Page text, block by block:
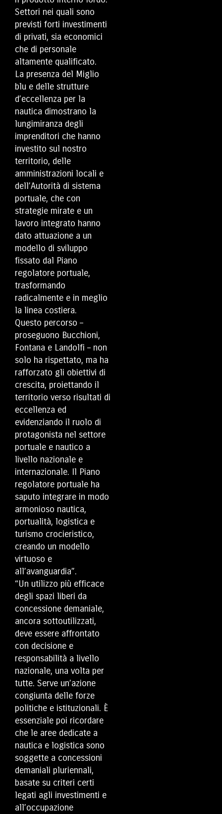
Settori nei quali sono
previsti forti investimenti
di privati, sia economici
che di personale
altamente qualificato.
La presenza del Miglio
blu e delle strutture
d’eccellenza per la
nautica dimostrano la
lungimiranza degli
imprenditori che hanno
investito sul nostro
territorio, delle
amministrazioni locali e
dell’Autorità di sistema
portuale, che con
strategie mirate e un
lavoro integrato hanno
dato attuazione a un
modello di sviluppo
fissato dal Piano
regolatore portuale,
trasformando
radicalmente e in meglio
la linea costiera.
Questo percorso –
proseguono Bucchioni,
Fontana e Landolfi – non
solo ha rispettato, ma ha
rafforzato gli obiettivi di
crescita, proiettando il
territorio verso risultati di
eccellenza ed
evidenziando il ruolo di
protagonista nel settore
portuale e nautico a
livello nazionale e
internazionale. Il Piano
regolatore portuale ha
saputo integrare in modo
armonioso nautica,
portualità, logistica e
turismo crocieristico,
creando un modello
virtuoso e
all’avanguardia”.
“Un utilizzo più efficace
degli spazi liberi da
concessione demaniale,
ancora sottoutilizzati,
deve essere affrontato
con decisione e
responsabilità a livello
nazionale, una volta per
tutte. Serve un’azione
congiunta delle forze
politiche e istituzionali. È
essenziale poi ricordare
che le aree dedicate a
nautica e logistica sono
soggette a concessioni
demaniali pluriennali,
basate su criteri certi
legati agli investimenti e
all’occupazione